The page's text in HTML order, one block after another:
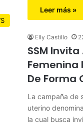
Leer más »
Elly Castillo
SSM
Femenina
De Forma
La campaña de
uterino
la cual busca